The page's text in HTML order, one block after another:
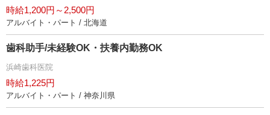
時給1,200円～2,500円
アルバイト・パート / 北海道
歯科助手/未経験OK・扶養内勤務OK
浜崎歯科医院
時給1,225円
アルバイト・パート / 神奈川県